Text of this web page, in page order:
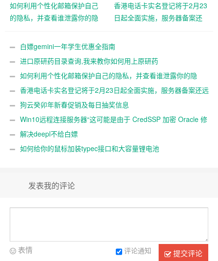
如何利用个性化邮箱保护自己
的隐私，并查看谁泄露你的隐
香港电话卡实名登记将于2月23
日起全面实施，服务器备案还
白嫖gemini一年学生优惠全指南
进口原研药目录查询,我来教你如何用上原研药
如何利用个性化邮箱保护自己的隐私，并查看谁泄露你的隐
私 香港电话卡实名登记将于2月23日起全面实施，服务器备案还远
吗？狗云癸卯年新春促销及每日抽奖信息
Win10远程连接服务器“这可能是由于 CredSSP 加密 Oracle 修
正”解决办法
解决deepl不给白嫖
如何给你的鼠标加装typec接口和大容量锂电池
发表我的评论
提交评论
评论通知
表情